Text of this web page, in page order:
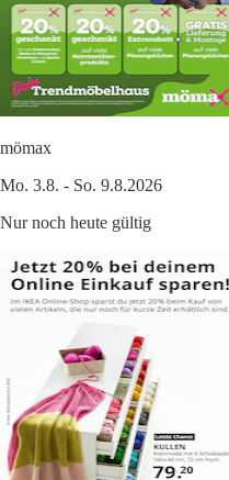
mömax
Mo. 3.8. - So. 9.8.2026
Nur noch heute gültig